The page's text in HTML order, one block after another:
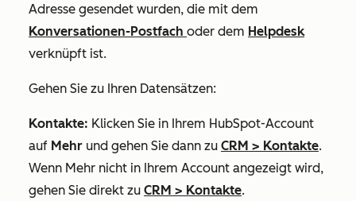
Adresse gesendet wurden, die mit dem
Konversationen-Postfach oder dem Helpdesk
verknüpft ist.
Gehen Sie zu Ihren Datensätzen:
Kontakte: Klicken Sie in Ihrem HubSpot-Account
auf Mehr und gehen Sie dann zu CRM > Kontakte.
Wenn Mehr nicht in Ihrem Account angezeigt wird,
gehen Sie direkt zu CRM > Kontakte.